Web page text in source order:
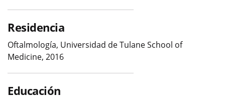
Residencia
Oftalmología, Universidad de Tulane School of
Medicine, 2016
Educación